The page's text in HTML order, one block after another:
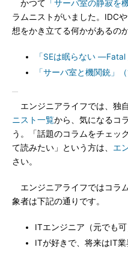
かつて 「サーバ室の静寂を
ラムニストがいました。IDC
想をかき立てる何かがあるの
「SEは眠らない
「サーバ室と機関銃」
エンジニアライフでは、独
ニスト一覧から、気になるコ
う。「話題のコラムをチェッ
て読みたい」という方は、 エ
さい。
エンジニアライフではコラ
象者は下記の通りです。
ITエンジニア（元でも可
ITが好きで、将来はIT